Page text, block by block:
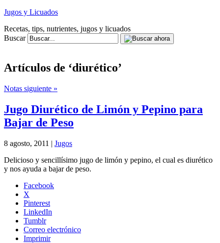
Jugos y Licuados
Recetas, tips, nutrientes, jugos y licuados
Buscar
Artículos de ‘diurético’
Notas siguiente »
Jugo Diurético de Limón y Pepino para
Bajar de Peso
8 agosto, 2011 | Jugos
Delicioso y sencillísimo jugo de limón y pepino, el cual es diurético
y nos ayuda a bajar de peso.
Facebook
X
Pinterest
LinkedIn
Tumblr
Correo electrónico
Imprimir